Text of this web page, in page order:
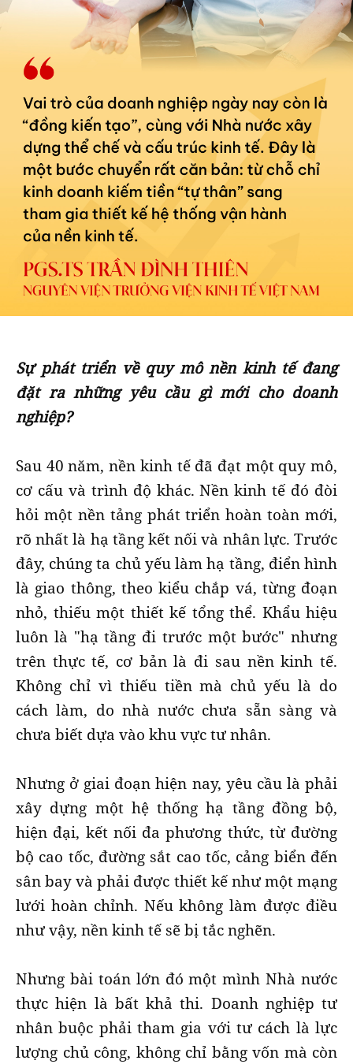
Sự phát triển về quy mô nền kinh tế đang
đặt ra những yêu cầu gì mới cho doanh
nghiệp?
Sau 40 năm, nền kinh tế đã đạt một quy mô,
cơ cấu và trình độ khác. Nền kinh tế đó đòi
hỏi một nền tảng phát triển hoàn toàn mới,
rõ nhất là hạ tầng kết nối và nhân lực. Trước
đây, chúng ta chủ yếu làm hạ tầng, điển hình
là giao thông, theo kiểu chắp vá, từng đoạn
nhỏ, thiếu một thiết kế tổng thể. Khẩu hiệu
luôn là "hạ tầng đi trước một bước" nhưng
trên thực tế, cơ bản là đi sau nền kinh tế.
Không chỉ vì thiếu tiền mà chủ yếu là do
cách làm, do nhà nước chưa sẵn sàng và
chưa biết dựa vào khu vực tư nhân.
Nhưng ở giai đoạn hiện nay, yêu cầu là phải
xây dựng một hệ thống hạ tầng đồng bộ,
hiện đại, kết nối đa phương thức, từ đường
bộ cao tốc, đường sắt cao tốc, cảng biển đến
sân bay và phải được thiết kế như một mạng
lưới hoàn chỉnh. Nếu không làm được điều
như vậy, nền kinh tế sẽ bị tắc nghẽn.
Nhưng bài toán lớn đó một mình Nhà nước
thực hiện là bất khả thi. Doanh nghiệp tư
nhân buộc phải tham gia với tư cách là lực
lượng chủ công, không chỉ bằng vốn mà còn